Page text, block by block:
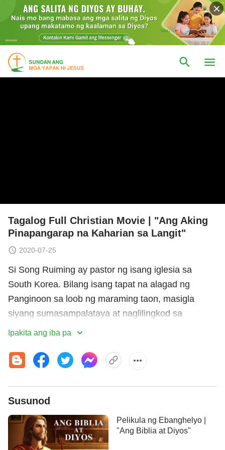
Tagalog Full Christian Movie | "Ang Aking
Pinapangarap na Kaharian sa Langit"
2020-07-25
Si Song Ruiming ay pastor ng isang iglesia sa
South Korea. Bilang isang tapat na alagad ng
Panginoon sa loob ng maraming taon, masigla
siyang sumasampalataya at naglilingkod sa
Panginoon habang naghihintay na maitaas sa
nakaraang mga taon, litung-lito siya at nawawalan
ng lakas kapag nakikita na wala sa iglesia ang
gawain ng Banal na Espiritu at nagiging lubhang
malungkot. Noon niya narinig ang tungkol sa isang
sektang tinatawag na Kidlat ng Silanganan na
lumalabas sa China na nagpapatotoo sa pagbalik
ng PanginoongJesus—Makapangyarihang Diyos,
Ipakita ang iba pa
Susunod
Pelikula ng Ebanghelyo |
"Ang Biblia at Diyos"